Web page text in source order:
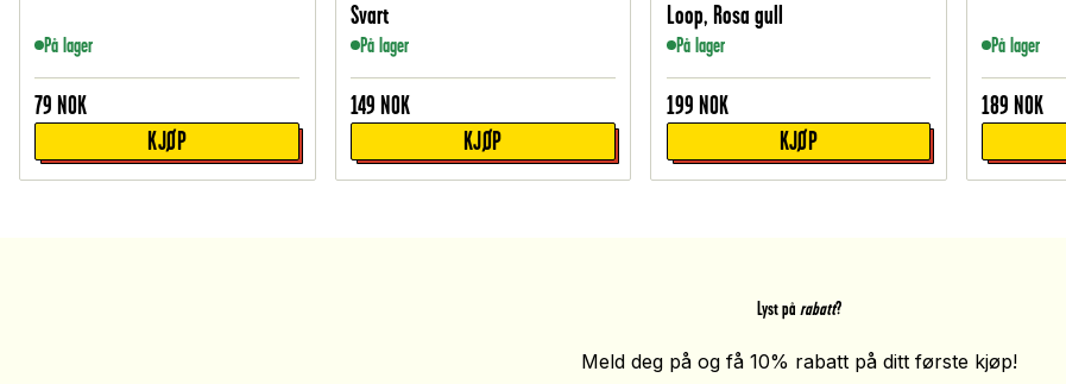
På lager
79 NOK
KJØP
Svart
På lager
149 NOK
KJØP
Loop, Rosa gull
På lager
199 NOK
KJØP
På lager
189 NOK
Lyst på rabatt?
Meld deg på og få 10% rabatt på ditt første kjøp!